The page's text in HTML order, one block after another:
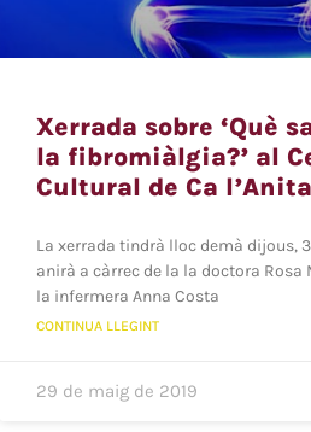
Xerrada sobre ‘Què
la fibromiàlgia?’ al
Cultural de Ca l’Anita
La xerrada tindrà lloc demà dijous,
anirà a càrrec de la la doctora Rosa
la infermera Anna Costa
CONTINUA LLEGINT
29 de maig de 2019